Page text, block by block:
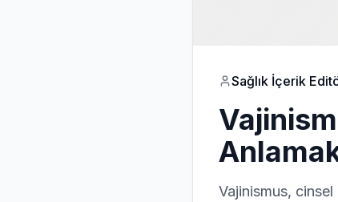
Sağlık İçerik
Vajinismus, cinsel